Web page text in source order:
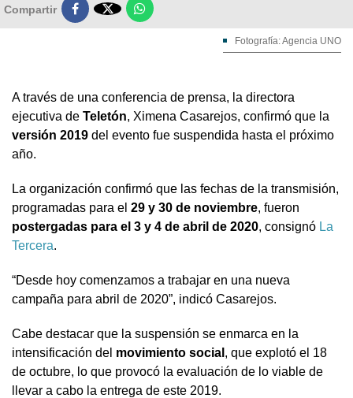
Compartir 
Fotografía: Agencia UNO
A través de una conferencia de prensa, la directora
ejecutiva de Teletón, Ximena Casarejos, confirmó que la
versión 2019 del evento fue suspendida hasta el próximo
año.
La organización confirmó que las fechas de la transmisión,
programadas para el 29 y 30 de noviembre, fueron
postergadas para el 3 y 4 de abril de 2020, consignó La
Tercera.
“Desde hoy comenzamos a trabajar en una nueva
campaña para abril de 2020”, indicó Casarejos.
Cabe destacar que la suspensión se enmarca en la
intensificación del movimiento social , que explotó el 18
de octubre, lo que provocó la evaluación de lo viable de
llevar a cabo la entrega de este 2019.